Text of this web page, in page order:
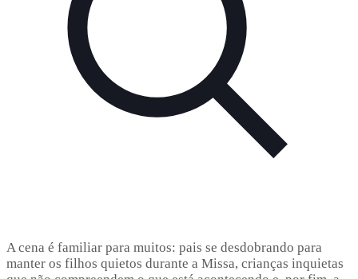
A cena é familiar para muitos: pais se desdobrando para
manter os filhos quietos durante a Missa, crianças inquietas